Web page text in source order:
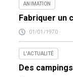
ANIMATION
Fabriquer un
01/01/1970
L'ACTUALITÉ
Des